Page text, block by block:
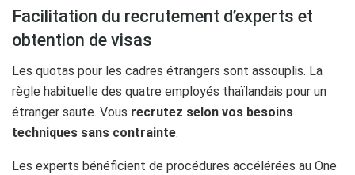
Facilitation du recrutement d’experts et
obtention de visas
Les quotas pour les cadres étrangers sont assouplis. La
règle habituelle des quatre employés thaïlandais pour un
étranger saute. Vous recrutez selon vos besoins
techniques sans contrainte.
Les experts bénéficient de procédures accélérées au One